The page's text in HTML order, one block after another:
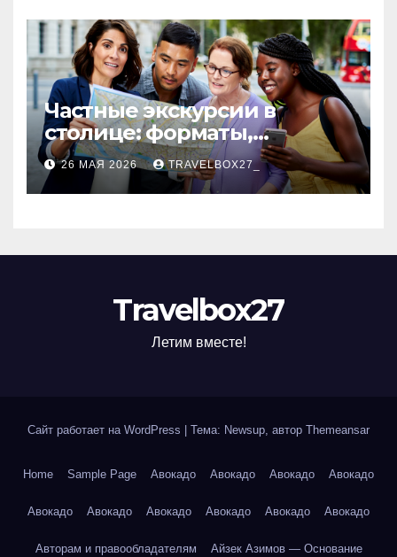
Частные экскурсии в
столице: форматы,
маршруты и особенности
организации
26 МАЯ 2026 TRAVELBOX27_
Travelbox27
Летим вместе!
Сайт работает на WordPress | Тема: Newsup, автор Themeansar
Home Sample Page Авокадо Авокадо Авокадо Авокадо
Авокадо Авокадо Авокадо Авокадо Авокадо Авокадо
Авторам и правообладателям Айзек Азимов — Основание